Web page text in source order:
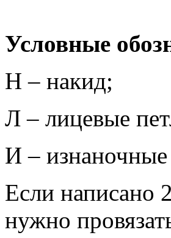
Условные
Н – накид;
Л – лицевые
И – изнаночные
Если написано
нужно